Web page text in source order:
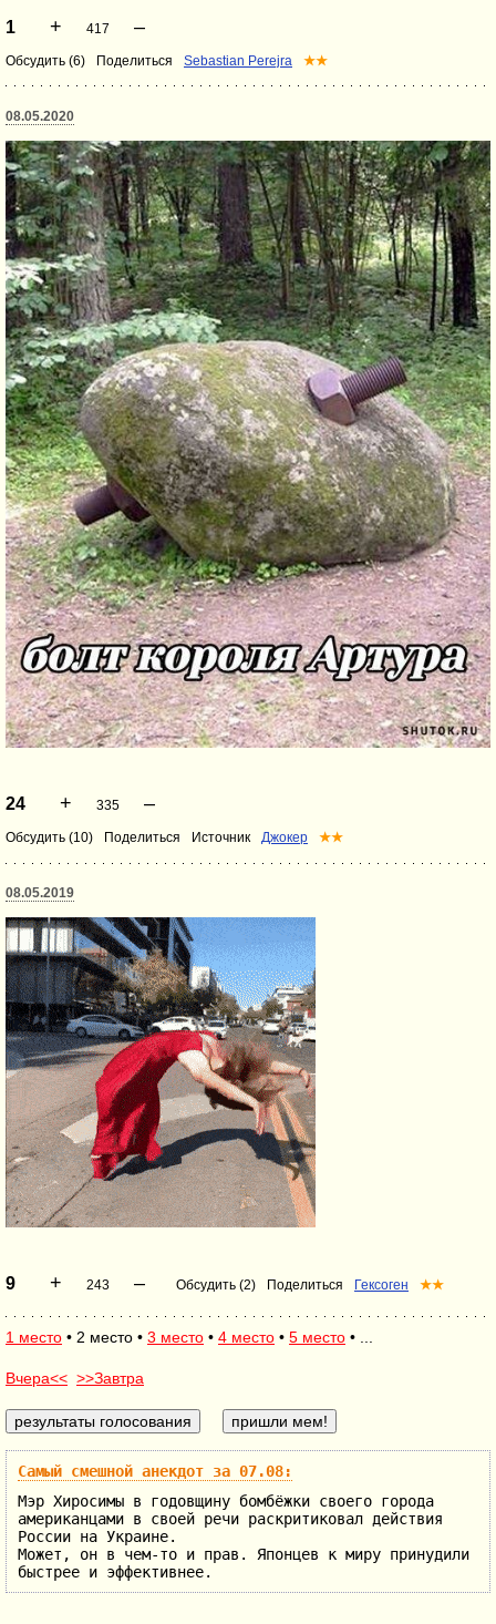
1 + 417 –
Обсудить (6) Поделиться Sebastian Perejra ★★
08.05.2020
24 + 335 –
Обсудить (10) Поделиться Источник Джокер ★★
08.05.2019
9 + 243 – Обсудить (2) Поделиться Гексоген ★★
1 место • 2 место • 3 место • 4 место • 5 место • ...
Вчера<< >>Завтра
Самый смешной анекдот за 07.08:
Мэр Хиросимы в годовщину бомбёжки своего города
американцами в своей речи раскритиковал действия
России на Украине.
Может, он в чем-то и прав. Японцев к миру принудили
быстрее и эффективнее.